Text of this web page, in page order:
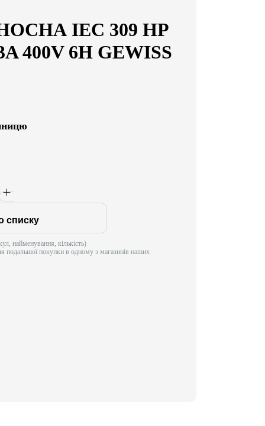
IEC 309 HP
400V 6H GEWISS
списку
найменування, кількість)
подальшої покупки в одному з магазинів наших